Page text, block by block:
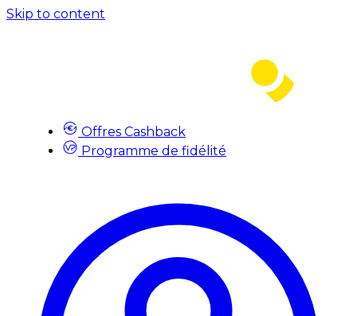
Skip to content
Offres Cashback
Programme de fidélité